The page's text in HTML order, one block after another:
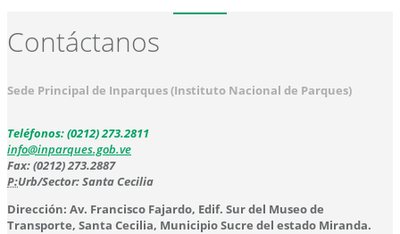
Contáctanos
Sede Principal de Inparques (Instituto Nacional de Parques)
Teléfonos: (0212) 273.2811
info@inparques.gob.ve
Fax: (0212) 273.2887
P:Urb/Sector: Santa Cecilia
Dirección: Av. Francisco Fajardo, Edif. Sur del Museo de
Transporte, Santa Cecilia, Municipio Sucre del estado Miranda.